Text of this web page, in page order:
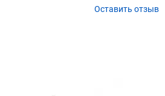
Оставить отзыв